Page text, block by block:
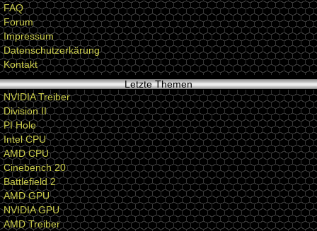
FAQ
Forum
Impressum
Datenschutzerkärung
Kontakt
Letzte Themen
NVIDIA Treiber
Division II
PI Hole
Intel CPU
AMD CPU
Cinebench 20
Battlefield 2
AMD GPU
NVIDIA GPU
AMD Treiber